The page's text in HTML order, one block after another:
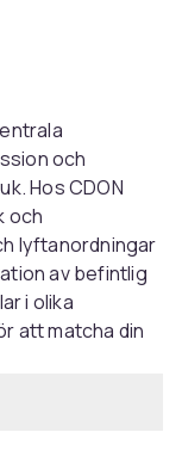
och
Hos CDON
och
lyftanordningar
av befintlig
i olika
att matcha din